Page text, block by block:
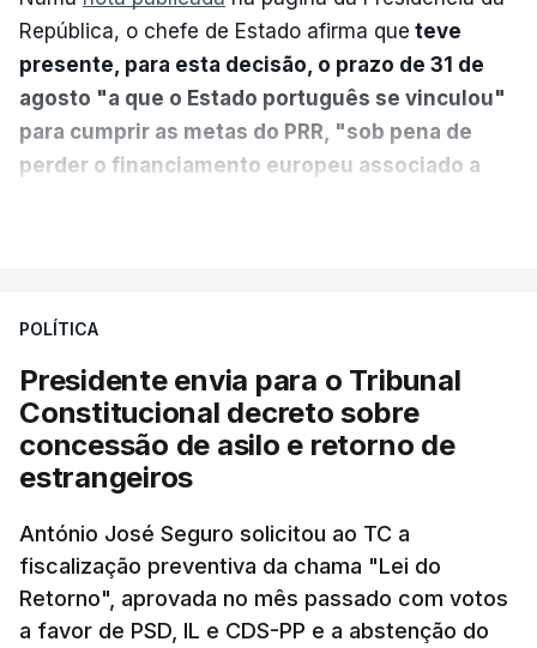
República, o chefe de Estado afirma que teve
presente, para esta decisão, o prazo de 31 de
agosto "a que o Estado português se vinculou"
para cumprir as metas do PRR, "sob pena de
perder o financiamento europeu associado a
sistema mais simples, mais justo e transparente".
"Sempre que seja possível reduzir burocracias,
eliminar sobreposições e garantir que os apoios
chegam a quem mais necessita, estaremos a dar
um passo na direção certa", argumenta o
Presidente da República.
Assegurar que "ninguém é
POLÍTICA
Presidente envia para o Tribunal
Constitucional decreto sobre
concessão de asilo e retorno de
estrangeiros
António José Seguro solicitou ao TC a
fiscalização preventiva da chama "Lei do
Retorno", aprovada no mês passado com votos
a favor de PSD, IL e CDS-PP e a abstenção do